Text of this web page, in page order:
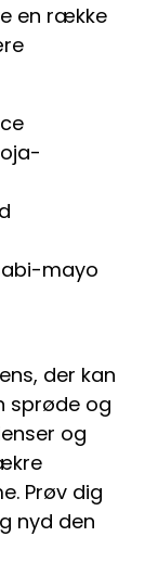
en række
mayo
der kan
sprøde og
og
Prøv dig
nyd den